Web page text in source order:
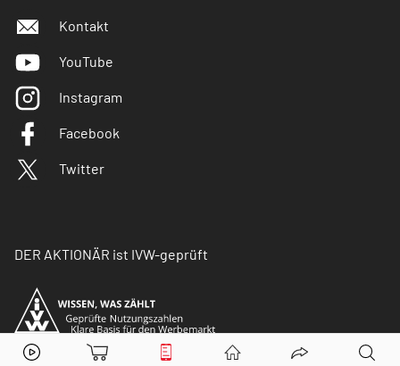
Kontakt
YouTube
Instagram
Facebook
Twitter
DER AKTIONÄR ist IVW-geprüft